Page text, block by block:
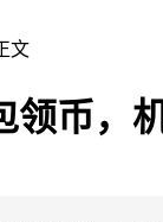
文
领币，